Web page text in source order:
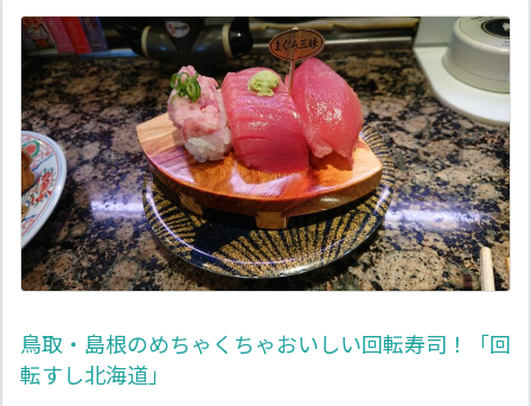
鳥取・島根のめちゃくちゃおいしい回転寿司！「回
転すし北海道」